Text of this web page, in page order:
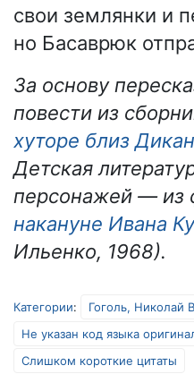
свои землянки и
но Басаврюк
За основу
повести из
хуторе близ
Детская
персонажей — из
накануне Ивана
Ильенко, 1968).
Категории:
Гоголь, Николай
Не указан код языка
Слишком короткие цитаты